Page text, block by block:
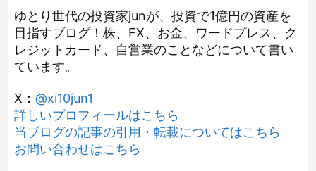
ゆとり世代の投資家junが、投資で1億円の資産を
目指すブログ！株、FX、お金、ワードプレス、ク
レジットカード、自営業のことなどについて書い
ています。
X： @xi10jun1
詳しいプロフィールはこちら
当ブログの記事の引用・転載についてはこちら
お問い合わせはこちら